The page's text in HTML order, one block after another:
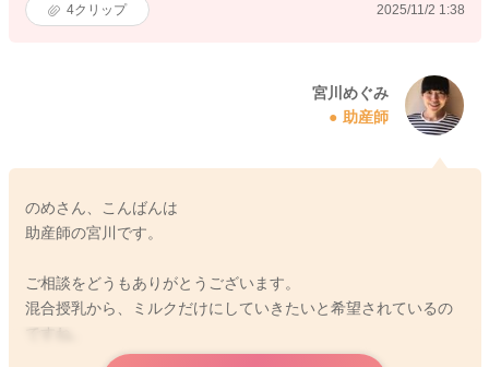
4クリップ 2025/11/2 1:38
宮川めぐみ
助産師
のめさん、こんばんは
助産師の宮川です。
ご相談をどうもありがとうございます。
混合授乳から、ミルクだけにしていきたいと希望されているの